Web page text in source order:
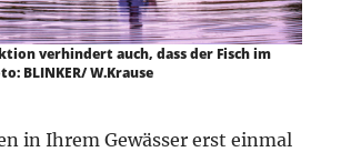
verhindert auch, dass der Fisch im
BLINKER/ W.Krause
in Ihrem Gewässer erst einmal